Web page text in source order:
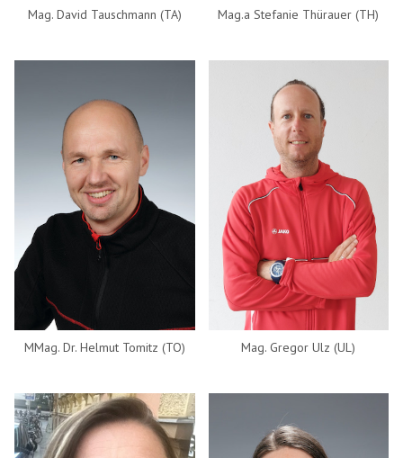
Mag. David Tauschmann (TA) Mag.a Stefanie Thürauer (TH)
MMag. Dr. Helmut Tomitz (TO) Mag. Gregor Ulz (UL)